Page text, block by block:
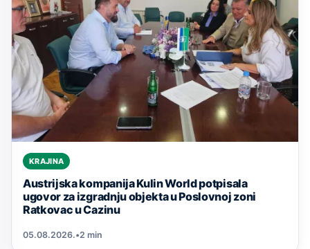
KRAJINA
Austrijska kompanija Kulin World potpisala
ugovor za izgradnju objekta u Poslovnoj zoni
Ratkovac u Cazinu
05.08.2026.•2 min